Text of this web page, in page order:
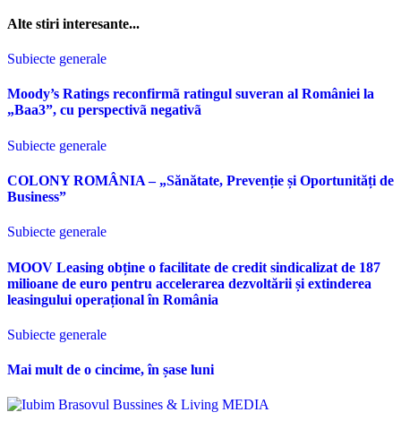
Alte stiri interesante...
Subiecte generale
Moody’s Ratings reconfirmã ratingul suveran al României la
„Baa3”, cu perspectivã negativã
Subiecte generale
COLONY ROMÂNIA – „Sănătate, Prevenție și Oportunități de
Business”
Subiecte generale
MOOV Leasing obține o facilitate de credit sindicalizat de 187
milioane de euro pentru accelerarea dezvoltării și extinderea
leasingului operațional în România
Subiecte generale
Mai mult de o cincime, în șase luni